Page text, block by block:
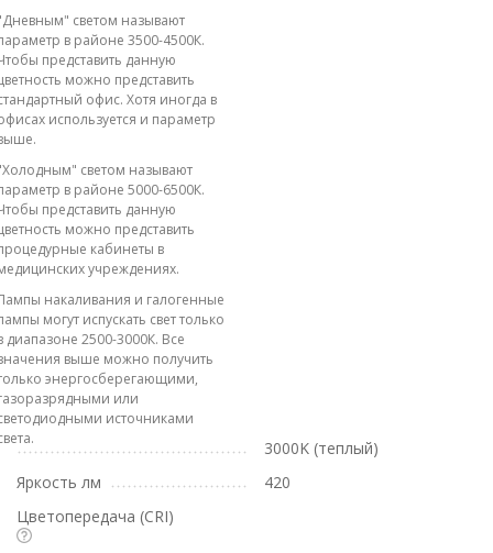
светом называют
в районе 3500-4500К.
представить данную
можно представить
офис. Хотя иногда в
используется и параметр
светом называют
в районе 5000-6500К.
представить данную
можно представить
кабинеты в
учреждениях.
накаливания и галогенные
могут испускать свет только
диапазоне 2500-3000К. Все
выше можно получить
энергосберегающими,
или
источниками
3000K (теплый)
Яркость лм
420
Цветопередача (CRI)